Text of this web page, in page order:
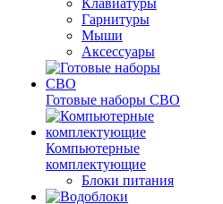
Клавиатуры
Гарнитуры
Мыши
Аксессуары
Готовые наборы СВО
Компьютерные
комплектующие
Блоки питания